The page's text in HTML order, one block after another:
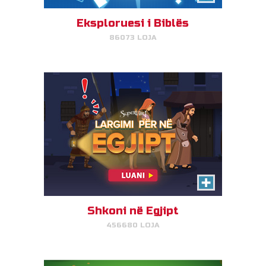
Eksploruesi i Biblës
86073 LOJA
Jezusin të shmangin Mbretin
Shkoni në Egjipt
456680 LOJA
Delja e Humbur
Shmangni pengesat, gjeni delen
dhe kthehuni në shtëpi për